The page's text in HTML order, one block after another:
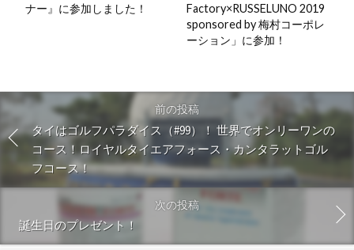
ナー』に参加しました！
Factory×RUSSELUNO 2019
sponsored by 梅村コーポレ
ーション」に参加！
前の投稿
タイはゴルフパラダイス（#99）！ 世界でオンリーワンの
コース！ロイヤルタイエアフォース・カンタラットゴル
フコース！
次の投稿
誕生日のプレゼント！